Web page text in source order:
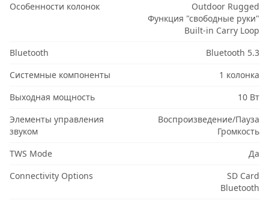
Особенности колонок
Outdoor Rugged
Функция "свободные руки"
Built-in Carry Loop
Bluetooth
Bluetooth 5.3
Системные компоненты
1 колонка
Выходная мощность
10 Вт
Элементы управления
звуком
Воспроизведение/Пауза
Громкость
TWS Mode
Да
Connectivity Options
SD Card
Bluetooth